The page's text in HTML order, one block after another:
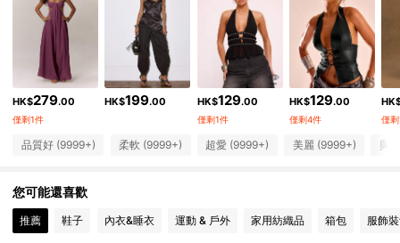
4.3M 追蹤者
4.3M 追蹤者
4.85 4.3M 追蹤者
4.3M 追蹤者
4.85 4.3M 追蹤者
HK$279.00
僅剩1件
HK$199.00 HK$129.00
僅剩1件
HK$129.00
僅剩4件 僅
品質好 (9999+) 柔軟 (9999+) 超愛 (9999+) 美麗 (9999+) 與
您可能還喜歡
推薦 鞋子 內衣&睡衣 運動 & 戶外 家用紡織品 箱包 服飾